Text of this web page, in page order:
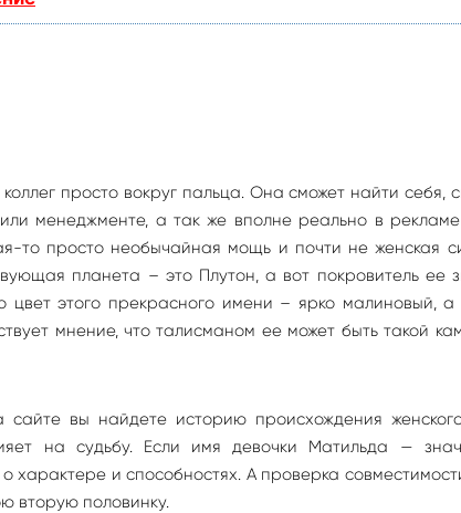
просто вокруг пальца. Она сможет найти себя,
менеджменте, а так же вполне реально в
то просто необычайная мощь и почти не женская
планета – это Плутон, а вот покровитель ее
цвет этого прекрасного имени – ярко малиновый,
мнение, что талисманом ее может быть такой
вы найдете историю происхождения
на судьбу. Если имя девочки Матильда —
характере и способностях. А проверка
вторую половинку.